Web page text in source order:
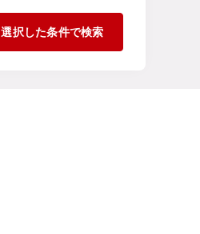
選択した条件で検索